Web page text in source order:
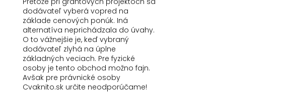
dodávateľ vyberá vopred na
základe cenových ponúk. Iná
alternatíva neprichádzala do úvahy.
O to vážnejšie je, keď vybraný
dodávateľ zlyhá na úplne
základných veciach. Pre fyzické
osoby je tento obchod možno fajn.
Avšak pre právnické osoby
Cvaknito.sk určite neodporúčame!